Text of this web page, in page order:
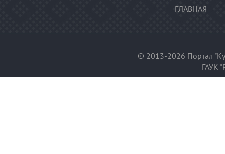
ГЛАВНАЯ
© 2013-2026 Портал
ГАУК